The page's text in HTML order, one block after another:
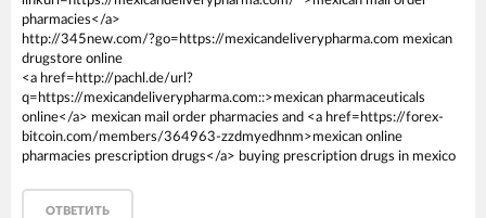
pharmacies</a>
http://345new.com/?go=https://mexicandeliverypharma.com mexican
drugstore online
<a href=http://pachl.de/url?
q=https://mexicandeliverypharma.com::>mexican pharmaceuticals
online</a> mexican mail order pharmacies and <a href=https://forex-
bitcoin.com/members/364963-zzdmyedhnm>mexican online
pharmacies prescription drugs</a> buying prescription drugs in mexico
ОТВЕТИТЬ